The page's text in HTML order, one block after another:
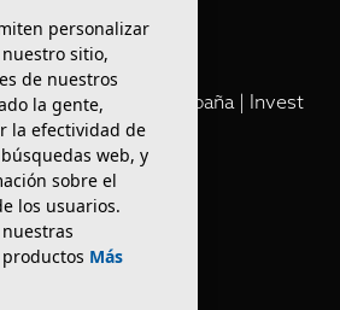
Hoteleros en España | Invest
Barcelona
personalizar
sitio,
de nuestros
la gente,
la efectividad de
web, y
sobre el
los usuarios.
Más